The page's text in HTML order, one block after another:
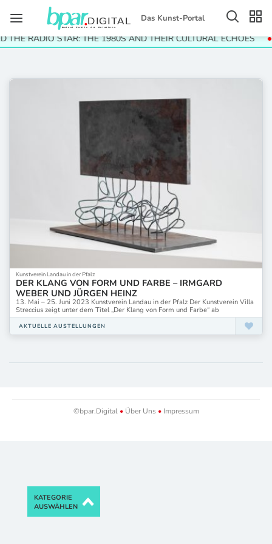
Das Kunst-Portal
THE RADIO STAR: THE 1980S AND THEIR CULTURAL ECHOES
Kunstverein Landau in der Pfalz
DER KLANG VON FORM UND FARBE – IRMGARD
WEBER UND JÜRGEN HEINZ
13. Mai – 25. Juni 2023 Kunstverein Landau in der Pfalz Der Kunstverein Villa
Streccius zeigt unter dem Titel „Der Klang von Form und Farbe“ ab
AKTUELLE AUSTELLUNGEN
©bpar.Digital •Über Uns •Impressum
KATEGORIE
AUSWÄHLEN